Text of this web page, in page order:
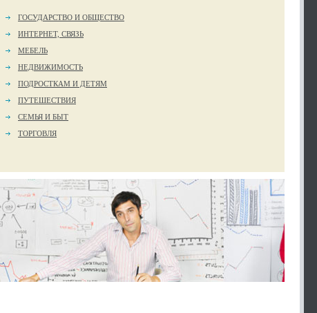
ГОСУДАРСТВО И ОБЩЕСТВО
ИНТЕРНЕТ, СВЯЗЬ
МЕБЕЛЬ
НЕДВИЖИМОСТЬ
ПОДРОСТКАМ И ДЕТЯМ
ПУТЕШЕСТВИЯ
СЕМЬЯ И БЫТ
ТОРГОВЛЯ